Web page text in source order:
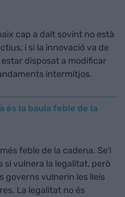
cap a dalt sovint no està
i si la innovació va de
disposat a modificar
intermitjos.
és la baula feble de la
feble de la cadena. Se’l
si vulnera la legalitat, però
governs vulnerin les lleis
La legalitat no és